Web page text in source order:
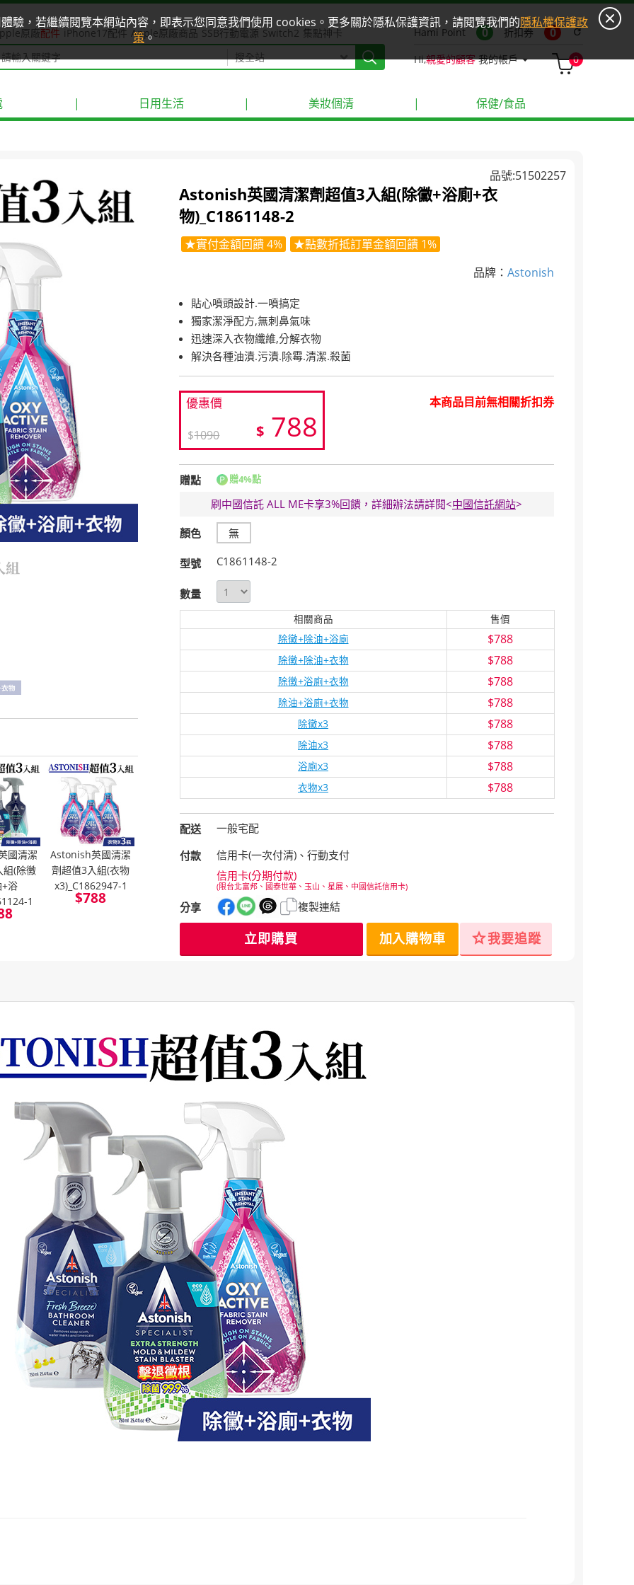
驗，若繼續閱覽本網站內容，即表示您同意我們使用 cookies。更多關於隱私保護資訊，請閱覽我們的隱私權保護政
策。
原廠配件 iPhone17配件 Apple原廠商品 SSB行動電源 Switch2 集點神卡 Hami Point 0 折扣券 0 refresh
Hi,親愛的顧客 我的帳戶 0
| 日用生活 | 美妝個清 | 保健/食品
品號:51502257
國清潔
組(除黴
浴
1
Astonish英國清潔
劑超值3入組(衣物
x3)_C1862947-1
$788
Astonish英國清潔劑超值3入組(除黴+浴廁+衣
物)_C1861148-2
★實付金額回饋 4%
★點數折抵訂單金額回饋 1%
品牌： Astonish
貼心噴頭設計.一噴搞定
獨家潔淨配方,無刺鼻氣味
迅速深入衣物纖維,分解衣物
解決各種油漬.污漬.除霉.清潔.殺菌
優惠價
$788
$1090
本商品目前無相關折扣券
贈點 贈4%點
刷中國信託 ALL ME卡享3%回饋，詳細辦法請詳閱<中國信託網站>
顏色 無
型號 C1861148-2
數量
相關商品
售價
除黴+除油+浴廁
$788
除黴+除油+衣物 $788
除黴+浴廁+衣物 $788
除油+浴廁+衣物 $788
除黴x3 $788
除油x3 $788
浴廁x3 $788
衣物x3 $788
配送
一般宅配
付款
信用卡(一次付清)、行動支付
信用卡(分期付款)
(限台北富邦、國泰世華、玉山、星展、中國信託信用卡)
分享 複製連結
立即購買 加入購物車 star我要追蹤